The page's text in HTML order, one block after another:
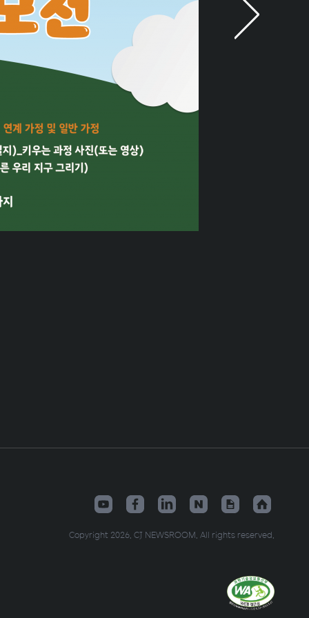
Copyright 2026. CJ NEWSROOM. All rights reserved.